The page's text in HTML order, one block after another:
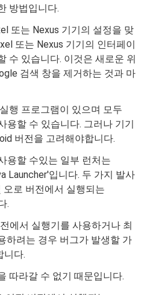
방법입니다.
또는 Nexus 기기의 설정을 맞
또는 Nexus 기기의 인터페이
수 있습니다. 이것은 새로운 위
검색 창을 제거하는 것과 마
행 프로그램이 있으며 모두
용할 수 있습니다. 그러나 기기
버전을 고려해야합니다.
용할 수있는 일부 런처는
Launcher'입니다. 두 가지 발사
오로 버전에서 실행되는
.
에서 실행기를 사용하거나 최
하려는 경우 버그가 발생할 가
니다.
따라갈 수 없기 때문입니다.